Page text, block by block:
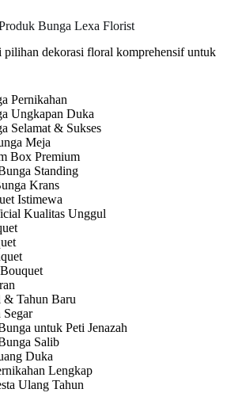
Bunga Lexa Florist
pilihan dekorasi floral komprehensif untuk
Pernikahan
Ungkapan Duka
Selamat & Sukses
Meja
Box Premium
Standing
Krans
Istimewa
Kualitas Unggul
& Tahun Baru
Segar
untuk Peti Jenazah
Salib
Duka
Lengkap
Ulang Tahun